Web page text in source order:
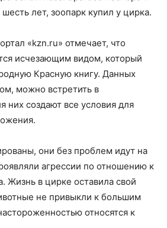
лет, зоопарк купил у цирка.
«kzn.ru» отмечает, что
исчезающим видом, который
Красную книгу. Данных
можно встретить в
них создают все условия для
они без проблем идут на
агрессии по отношению к
Жизнь в цирке оставила свой
не привыкли к большим
относятся к